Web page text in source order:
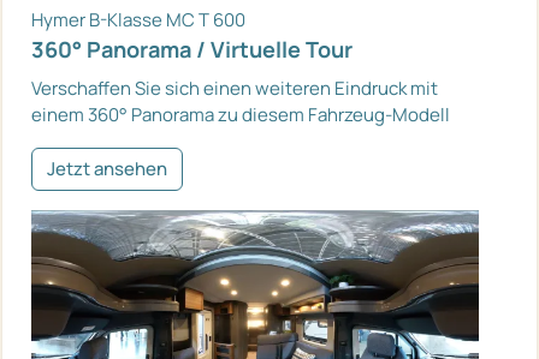
Hymer B-Klasse MC T 600
360° Panorama / Virtuelle Tour
Verschaffen Sie sich einen weiteren Eindruck mit
einem 360° Panorama zu diesem Fahrzeug-Modell
Jetzt ansehen